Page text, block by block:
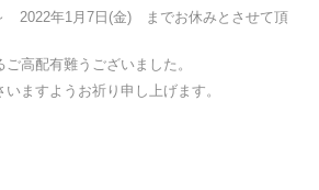
2022年1月7日(金) までお休みとさせて頂
高配有難うございました。
ますようお祈り申し上げます。